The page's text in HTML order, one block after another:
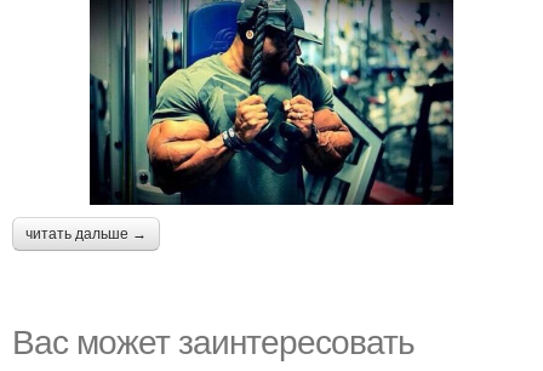
читать дальше →
Вас может заинтересовать